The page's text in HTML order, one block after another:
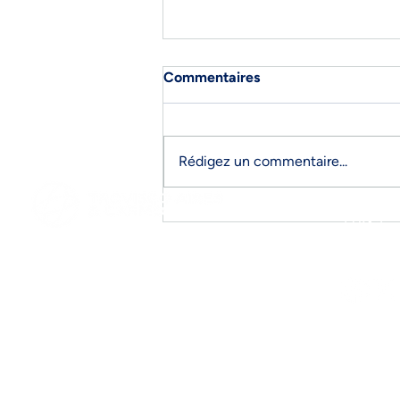
Commentaires
Rédigez un commentaire...
FAQ´s